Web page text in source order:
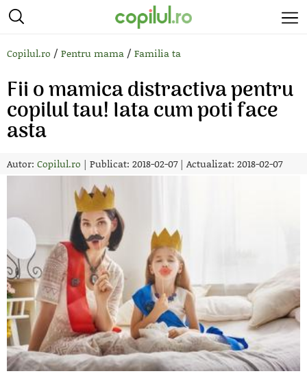
Copilul.ro / Pentru mama / Familia ta
Fii o mamica distractiva pentru
copilul tau! Iata cum poti face
asta
Autor: Copilul.ro | Publicat: 2018-02-07| Actualizat: 2018-02-07